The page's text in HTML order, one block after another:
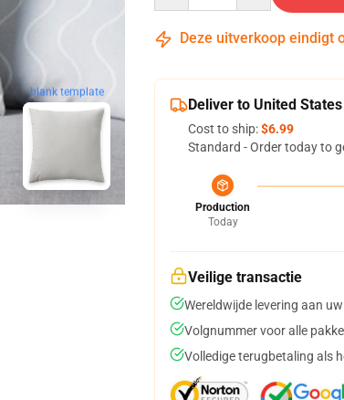
blank template
Deze uitverkoop eindigt
Deliver to United States
Cost to ship:$6.99
Standard - Order today to
Production
Today
Veilige transactie
Wereldwijde levering aan
Volgnummer voor alle
Volledige terugbetaling als